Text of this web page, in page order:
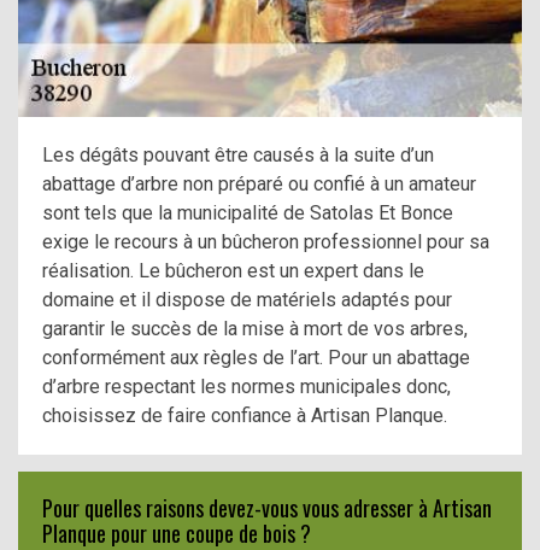
Les dégâts pouvant être causés à la suite d’un
abattage d’arbre non préparé ou confié à un amateur
sont tels que la municipalité de Satolas Et Bonce
exige le recours à un bûcheron professionnel pour sa
réalisation. Le bûcheron est un expert dans le
domaine et il dispose de matériels adaptés pour
garantir le succès de la mise à mort de vos arbres,
conformément aux règles de l’art. Pour un abattage
d’arbre respectant les normes municipales donc,
choisissez de faire confiance à Artisan Planque.
Pour quelles raisons devez-vous vous adresser à Artisan
Planque pour une coupe de bois ?